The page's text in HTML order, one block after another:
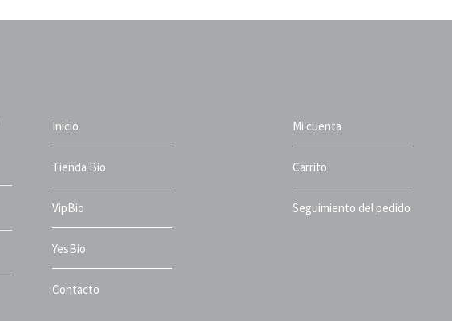
Inicio
Tienda Bio
VipBio
YesBio
Contacto
Mi cuenta
Carrito
Seguimiento del pedido